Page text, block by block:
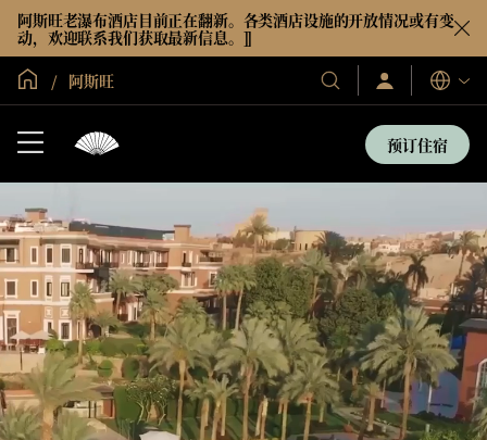
阿斯旺老瀑布酒店目前正在翻新。各类酒店设施的开放情况或有变
动，欢迎联系我们获取最新信息。]]
全球首页
阿斯旺
我
们
假
村
登
录/
即
加
入
语
言
预订住宿